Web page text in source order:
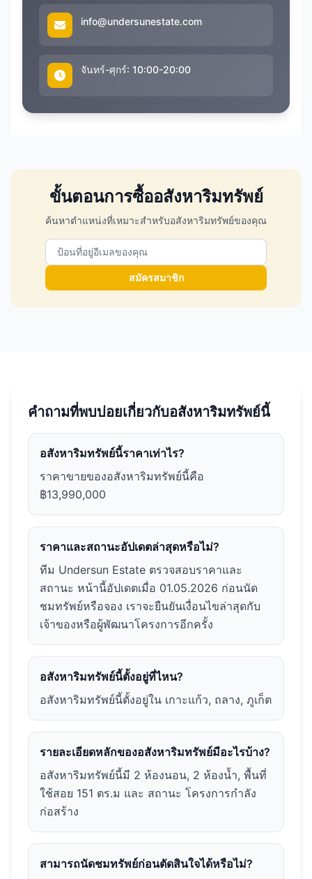
info@undersunestate.com
จันทร์-ศุกร์: 10:00-20:00
ขั้นตอนการซื้ออสังหาริมทรัพย์
ค้นหาตำแหน่งที่เหมาะสำหรับอสังหาริมทรัพย์ของคุณ
สมัครสมาชิก
คำถามที่พบบ่อยเกี่ยวกับอสังหาริมทรัพย์นี้
อสังหาริมทรัพย์นี้ราคาเท่าไร?
ราคาขายของอสังหาริมทรัพย์นี้คือ
฿13,990,000
ราคาและสถานะอัปเดตล่าสุดหรือไม่?
ทีม Undersun Estate ตรวจสอบราคาและ
สถานะ หน้านี้อัปเดตเมื่อ 01.05.2026 ก่อนนัด
ชมทรัพย์หรือจอง เราจะยืนยันเงื่อนไขล่าสุดกับ
เจ้าของหรือผู้พัฒนาโครงการอีกครั้ง
อสังหาริมทรัพย์นี้ตั้งอยู่ที่ไหน?
อสังหาริมทรัพย์นี้ตั้งอยู่ใน เกาะแก้ว, ถลาง, ภูเก็ต
รายละเอียดหลักของอสังหาริมทรัพย์มีอะไรบ้าง?
อสังหาริมทรัพย์นี้มี 2 ห้องนอน, 2 ห้องน้ำ, พื้นที่
ใช้สอย 151 ตร.ม และ สถานะ โครงการกำลัง
ก่อสร้าง
สามารถนัดชมทรัพย์ก่อนตัดสินใจได้หรือไม่?